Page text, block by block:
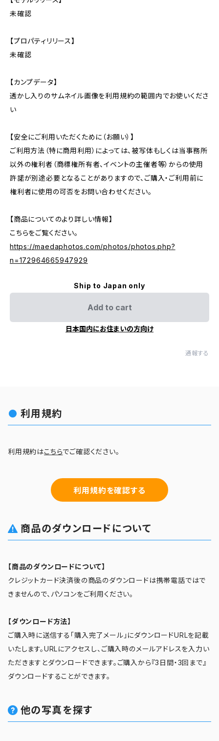
未確認
【プロパティリリース】
未確認
【カンプデータ】
透かし入りのサムネイル画像を利用規約の範囲内でお使いくださ
い
【安全にご利用いただくために（お願い）】
ご利用方法（特に商用利用）によっては、被写体もしくは当事務所
以外の権利者（商標権所有者、イベントの主催者等）からの使用
許諾が別途必要となることがありますので、ご購入・ご利用前に
権利者に使用の可否をお問い合わせください。
【商品についてのより詳しい情報】
こちらをご覧ください。
https://maedaphotos.com/photos/photos.php?
n=172964665947929
Ship to Japan only
Add to cart
日本国内にお住まいの方向け
通報する
利用規約
利用規約はこちらでご確認ください。
利用規約を確認する
商品のダウンロードについて
【商品のダウンロードについて】
クレジットカード決済後の商品のダウンロードは携帯電話ではで
きませんので、パソコンをご利用ください。
【ダウンロード方法】
ご購入時に送信する「購入完了メール」にダウンロードURLを記載
いたします。URLにアクセスし、ご購入時のメールアドレスを入力い
ただきますとダウンロードできます。ご購入から『3日間・3回まで』
ダウンロードすることができます。
他の写真を探す